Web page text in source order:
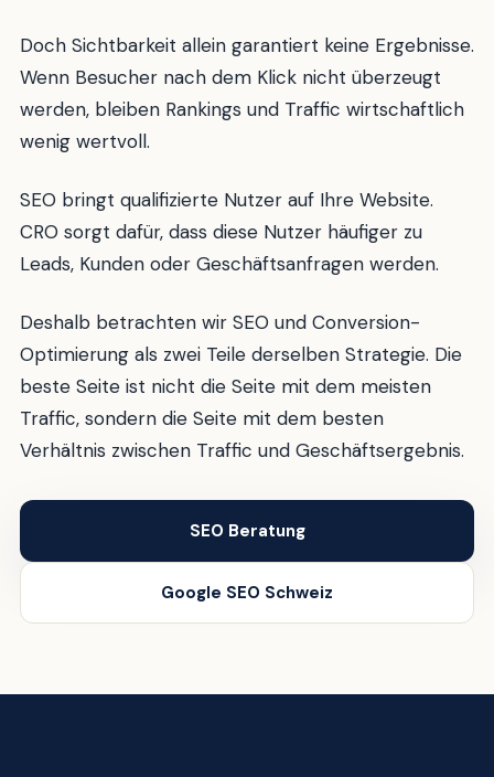
Doch Sichtbarkeit allein garantiert keine Ergebnisse.
Wenn Besucher nach dem Klick nicht überzeugt
werden, bleiben Rankings und Traffic wirtschaftlich
wenig wertvoll.
SEO bringt qualifizierte Nutzer auf Ihre Website.
CRO sorgt dafür, dass diese Nutzer häufiger zu
Leads, Kunden oder Geschäftsanfragen werden.
Deshalb betrachten wir SEO und Conversion-
Optimierung als zwei Teile derselben Strategie. Die
beste Seite ist nicht die Seite mit dem meisten
Traffic, sondern die Seite mit dem besten
Verhältnis zwischen Traffic und Geschäftsergebnis.
SEO Beratung
Google SEO Schweiz